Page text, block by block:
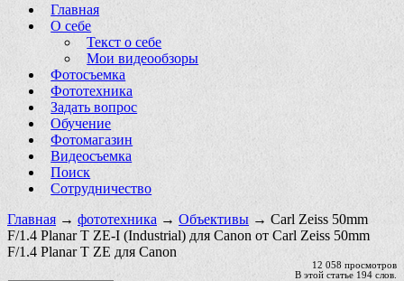
Главная
О себе
Текст о себе
Мои видеообзоры
Фотосъемка
Фототехника
Задать вопрос
Обучение
Фотомагазин
Видеосъемка
Поиск
Сотрудничество
Главная → фототехника → Объективы → Carl Zeiss 50mm
F/1.4 Planar T ZE-I (Industrial) для Canon от Carl Zeiss 50mm
F/1.4 Planar T ZE для Canon
12 058 просмотров
В этой статье 194 слов.